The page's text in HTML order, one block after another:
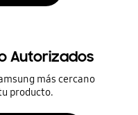
Autorizados
más cercano
producto.